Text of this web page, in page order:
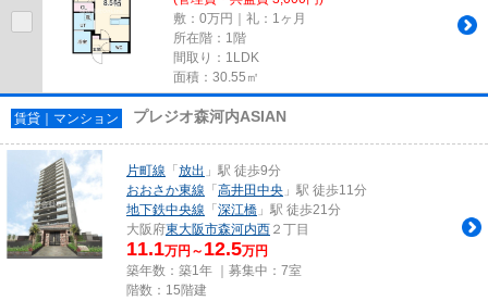
敷：0万円｜礼：1ヶ月
所在階：1階
間取り：1LDK
面積：30.55㎡
賃貸｜マンション プレジオ森河内ASIAN
片町線 「放出 」駅 徒歩9分
おおさか東線 「高井田中央 」駅 徒歩11分
地下鉄中央線 「深江橋 」駅 徒歩21分
大阪府東大阪市森河内西 ２丁目
11.1万円～ 12.5万円
築年数：築1年 ｜募集中： 7室
階数：15階建